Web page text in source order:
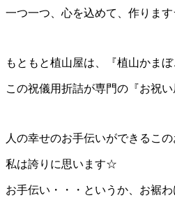
一つ一つ、心を込めて、作りま
もともと植山屋は、『植山かまぼ
この祝儀用折詰が専門の『お祝
人の幸せのお手伝いができるこの
私は誇りに思います☆
お手伝い・・・というか、お裾